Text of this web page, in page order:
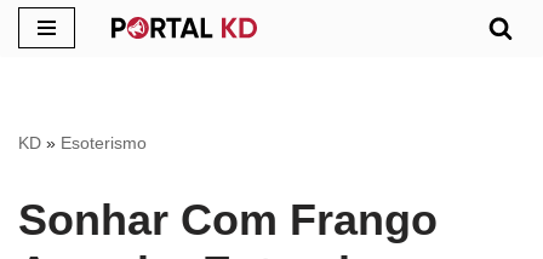
conteúdo
KD » Esoterismo
Sonhar Com Frango